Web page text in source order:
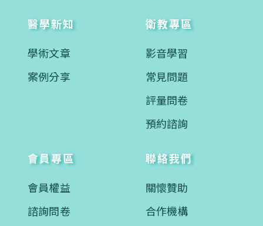
醫學新知
學術文章
案例分享
衛教專區
影音學習
常見問題
評量問卷
預約諮詢
會員專區
會員權益
諮詢問卷
聯絡我們
關懷贊助
合作機構